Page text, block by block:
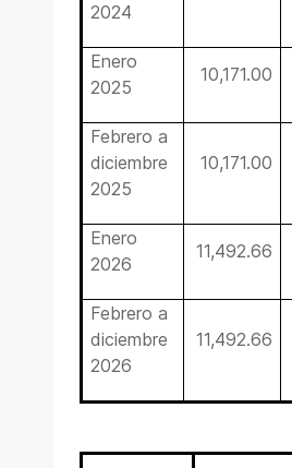
2024
Enero
2025
10,171.00
Febrero a
diciembre
2025
10,171.00
Enero
2026
11,492.66
Febrero a
diciembre
2026
11,492.66